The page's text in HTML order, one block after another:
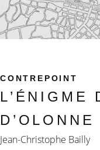
CONTREPOINT
L’ÉNIGME
D’OLONNE
Jean-Christophe Bailly